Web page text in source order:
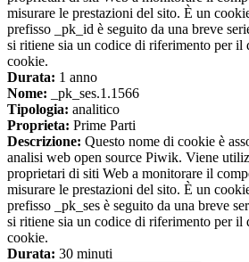
misurare le prestazioni del sito. È un
prefisso _pk_id è seguito da una breve
si ritiene sia un codice di riferimento per il
cookie.
Durata: 1 anno
Nome: _pk_ses.1.1566
Tipologia: analitico
Proprieta: Prime Parti
Descrizione: Questo nome di cookie è
analisi web open source Piwik. Viene
proprietari di siti Web a monitorare il
misurare le prestazioni del sito. È un
prefisso _pk_ses è seguito da una breve
si ritiene sia un codice di riferimento per il
cookie.
Durata: 30 minuti